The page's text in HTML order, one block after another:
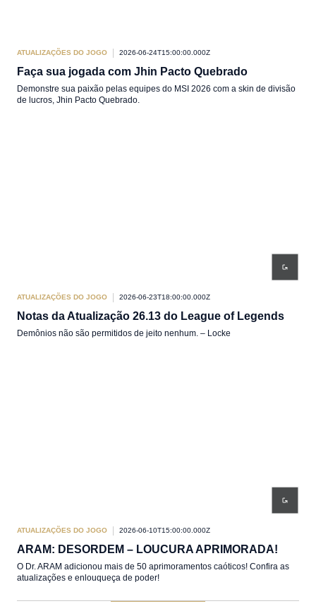
ATUALIZAÇÕES DO JOGO 2026-06-24T15:00:00.000Z
Faça sua jogada com Jhin Pacto Quebrado
Demonstre sua paixão pelas equipes do MSI 2026 com a skin de divisão
de lucros, Jhin Pacto Quebrado.
ATUALIZAÇÕES DO JOGO 2026-06-23T18:00:00.000Z
Notas da Atualização 26.13 do League of Legends
Demônios não são permitidos de jeito nenhum. – Locke
ATUALIZAÇÕES DO JOGO 2026-06-10T15:00:00.000Z
ARAM: DESORDEM – LOUCURA APRIMORADA!
O Dr. ARAM adicionou mais de 50 aprimoramentos caóticos! Confira as
atualizações e enlouqueça de poder!